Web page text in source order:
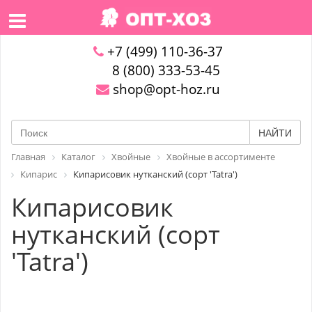
+7 (499) 110-36-37
8 (800) 333-53-45
shop@opt-hoz.ru
НАЙТИ
Главная Каталог Хвойные
Хвойные в ассортименте
Кипарис
Кипарисовик нутканский (сорт 'Tatra')
Кипарисовик
нутканский (сорт
'Tatra')